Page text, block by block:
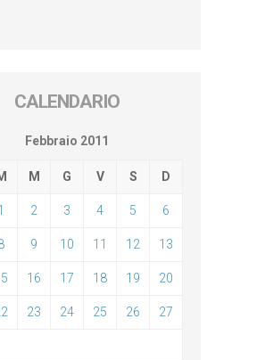
CALENDARIO
Febbraio 2011
M G V S D
2 3 4 5 6
9 10 11 12 13
16 17 18 19 20
23 24 25 26 27